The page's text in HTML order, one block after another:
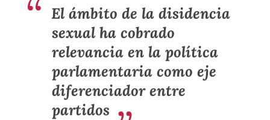
El ámbito de la disidencia
sexual ha cobrado
relevancia en la política
parlamentaria como eje
diferenciador entre
partidos